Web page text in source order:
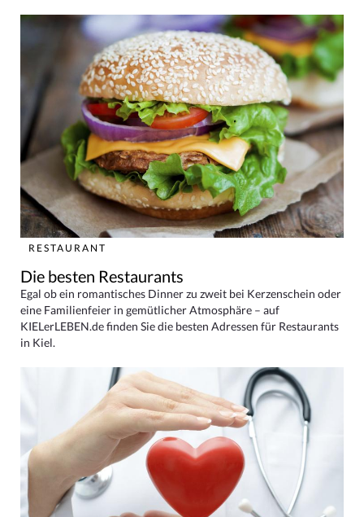
RESTAURANT
Die besten Restaurants
Egal ob ein romantisches Dinner zu zweit bei Kerzenschein oder
eine Familienfeier in gemütlicher Atmosphäre – auf
KIELerLEBEN.de finden Sie die besten Adressen für Restaurants
in Kiel.